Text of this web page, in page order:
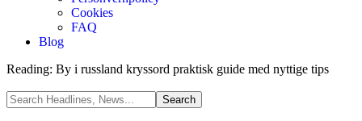
Cookies
FAQ
Blog
Reading: By i russland kryssord praktisk guide med nyttige tips